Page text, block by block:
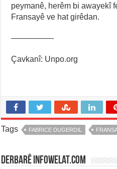
peymanê, herêm bi awayekî
Fransayê ve hat girêdan.
—————-
Çavkanî: Unpo.org
Tags FABRICE DUGERDIL
Derbarê infowelat.com